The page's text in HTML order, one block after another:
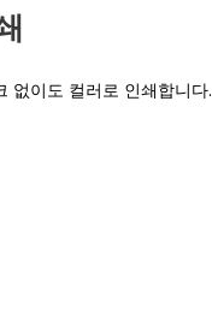
없이도 컬러로 인쇄합니다.